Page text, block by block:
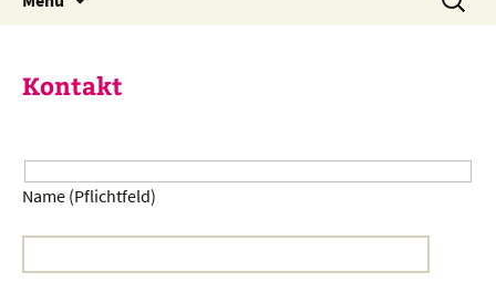
nach:
Kontakt
Name (Pflichtfeld)